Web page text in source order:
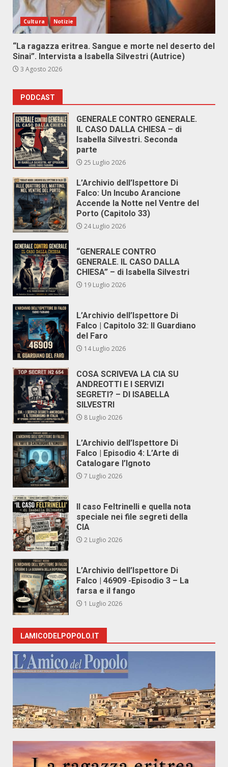
Cultura Notizie
“La ragazza eritrea. Sangue e morte nel deserto del
Sinai”. Intervista a Isabella Silvestri (Autrice)
3 Agosto 2026
PODCAST
GENERALE CONTRO GENERALE.
IL CASO DALLA CHIESA – di
Isabella Silvestri. Seconda
parte
25 Luglio 2026
L’Archivio dell’Ispettore Di
Falco: Un Incubo Arancione
Accende la Notte nel Ventre del
Porto (Capitolo 33)
24 Luglio 2026
“GENERALE CONTRO
GENERALE. IL CASO DALLA
CHIESA” – di Isabella Silvestri
19 Luglio 2026
L’Archivio dell’Ispettore Di
Falco | Capitolo 32: Il Guardiano
del Faro
14 Luglio 2026
COSA SCRIVEVA LA CIA SU
ANDREOTTI E I SERVIZI
SEGRETI? – DI ISABELLA
SILVESTRI
8 Luglio 2026
L’Archivio dell’Ispettore Di
Falco | Episodio 4: L’Arte di
Catalogare l’Ignoto
7 Luglio 2026
Il caso Feltrinelli e quella nota
speciale nei file segreti della
CIA
2 Luglio 2026
L’Archivio dell’Ispettore Di
Falco | 46909 -Episodio 3 – La
farsa e il fango
1 Luglio 2026
LAMICODELPOPOLO.IT